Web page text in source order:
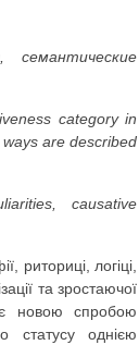
семантические
category in
are described
causative
риториці, логіці,
та зростаючої
є новою спробою
статусу однією